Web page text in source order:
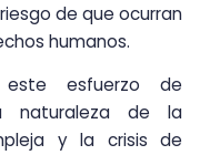
de que ocurran
humanos.
este esfuerzo de
naturaleza de la
y la crisis de